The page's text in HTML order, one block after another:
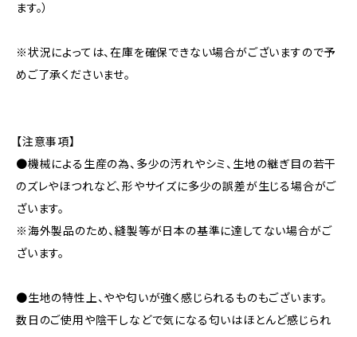
ます。）
※状況によっては、在庫を確保できない場合がございますので予
めご了承くださいませ。
【注意事項】
●機械による生産の為、多少の汚れやシミ、生地の継ぎ目の若干
のズレやほつれなど、形やサイズに多少の誤差が生じる場合がご
ざいます。
※海外製品のため、縫製等が日本の基準に達してない場合がご
ざいます。
●生地の特性上、やや匂いが強く感じられるものもございます。
数日のご使用や陰干しなどで気になる匂いはほとんど感じられ